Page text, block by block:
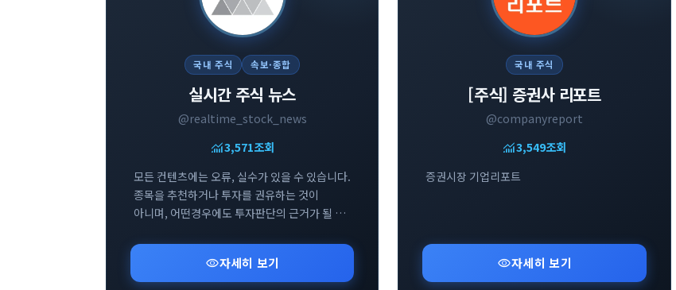
국내 주식 속보·종합
실시간 주식 뉴스
@realtime_stock_news
monitoring3,571조회
모든 컨텐츠에는 오류, 실수가 있을 수 있습니다.
종목을 추천하거나 투자를 권유하는 것이
아니며, 어떤경우에도 투자판단의 근거가 될 수
본인에게 있습니다.
visibility자세히 보기
국내 주식
[주식] 증권사 리포트
@companyreport
monitoring3,549조회
증권시장 기업리포트
visibility자세히 보기